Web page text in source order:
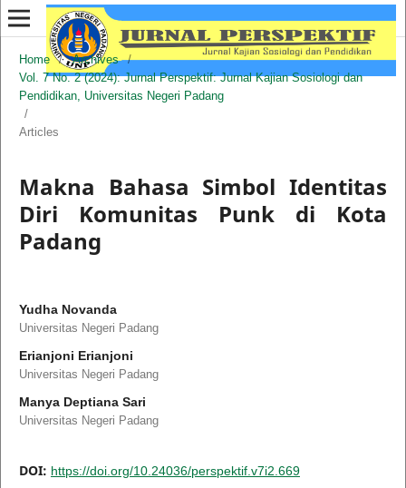
Home / Archives
/
Vol. 7 No. 2 (2024): Jurnal Perspektif: Jurnal Kajian Sosiologi dan
Pendidikan, Universitas Negeri Padang
/
Articles
Makna Bahasa Simbol Identitas
Diri Komunitas Punk di Kota
Padang
Yudha Novanda
Universitas Negeri Padang
Erianjoni Erianjoni
Universitas Negeri Padang
Manya Deptiana Sari
Universitas Negeri Padang
DOI: https://doi.org/10.24036/perspektif.v7i2.669